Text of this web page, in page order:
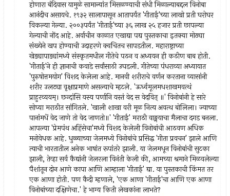
होणारा बंदिवास यामुळे सामान्यांत मिसळण्याची संधी मिळाल्याबद्दल विनोबा
आनंदीच असायचे. १९३२ सालापासून आतापर्यंत 'गीताई'च्या लाखो प्रती घरोघर
विकल्या गेल्या. २००३पर्यंत 'गीताई'च्या ३६ लाख २५ हजार प्रती छापल्या
गेल्याची नोंद आहे. अर्वाचीन काळात एखाद्या पद्य पुस्तकाचा इतक्या मोठ्या
संख्येने खप होण्याची उदाहरणे क्वचितच सापडतील. महाराष्ट्राच्या
खेड्यापाड्यांमध्ये संस्कृतमधील गीतेचे पठन व अध्ययन ही कठीण बाब होती.
'गीताई'ने ही ज्ञानाची कवाडे सर्वांसाठी उघडली. गीतेच्या पंधराव्या अध्यायात
'पुरुषोत्तमयोग' विशद केलेला आहे. मानवी शरीराचे वर्णन करताना व्यासांनी
शरीर उलट्या वृक्षाप्रमाणे असल्याचे म्हटले. 'ऊर्ध्वमूलमधशाखमवत्थं
प्राहुरव्ययम्। छन्दांसि यस्य पर्णानि यस्तं वेद स वेदवित् ॥' विनोबांनी हे सारे
सोप्या मराठीत सांगितले. 'खाली शाखा वरी मूळ नित्य अवत्थ बोलिला। ज्याच्या
पानांमधें वेद जाणे तो वेद जाणतो॥' 'गीताई' मराठी वाङ्मयाचा मैलाचा दगड बनला.
आपल्या 'प्रेमपंथ अहिंसेचा'मध्ये विशद केलेली विनोबांची आठवण अधिक
मनोवेधक आहे. धुळ्याच्या जेलमध्ये विनोबांचे प्रसिद्ध 'गीता प्रवचन' झाले आणि
त्याची भारतातील अनेक भाषांत रूपांतरे झाली. या जेलमधून विनोबांची सुटका
झाली, तेव्हा सर्व कैद्यांनी जेलरला विनंती केली की, आमच्या श्रमाने मिळवलेल्या
पैशांतून दोन आणे कापा आणि आम्हाला 'गीताई' द्या. या पुस्तकाची किंमत तर
एक आणा होती. पण कैदी म्हणाले, 'एक आणा 'गीताई'चा आणि एक आणा
विनोबांच्या दक्षिणेचा.' हे भाग्य किती लेखकांना लाभते?